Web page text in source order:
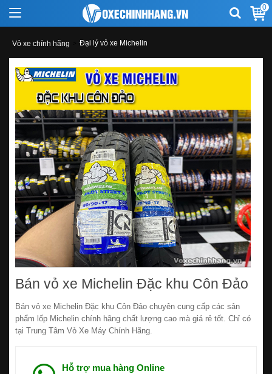
0
Vỏ xe chính hãng Đại lý vỏ xe Michelin
Bán vỏ xe Michelin Đặc khu Côn Đảo
Bán vỏ xe Michelin Đặc khu Côn Đảo chuyên cung cấp các sản
phẩm lốp Michelin chính hãng chất lượng cao mà giá rẻ tốt. Chỉ có
tại Trung Tâm Vỏ Xe Máy Chính Hãng.
Hỗ trợ mua hàng Online